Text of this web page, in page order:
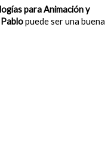
para Animación y
puede ser una buena